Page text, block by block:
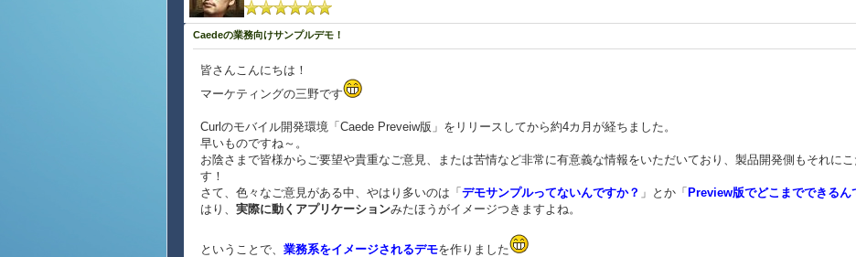
Caedeの業務向けサンプルデモ！
皆さんこんにちは！
マーケティングの三野です
Curlのモバイル開発環境「Caede Preveiw版」をリリースしてから約4カ月が経ちました。
早いものですね～。
お陰さまで皆様からご要望や貴重なご意見、または苦情など非常に有意義な情報をいただいており、製品開発側もそれに
す！
さて、色々なご意見がある中、やはり多いのは「 デモサンプルってないんですか？ 」とか「 Preview版でどこまでできるん
はり、 実際に動くアプリケーションみたほうがイメージつきますよね。
ということで、 業務系をイメージされるデモを作りました